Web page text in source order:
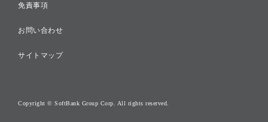
免責事項
お問い合わせ
サイトマップ
Copyright © SoftBank Group Corp. All rights reserved.